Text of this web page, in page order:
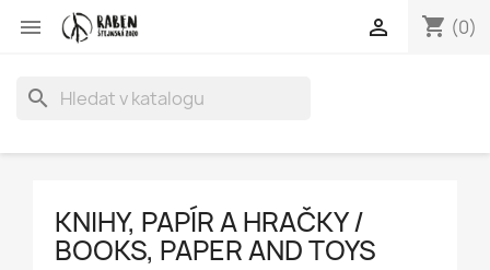
 shopping_cart (0)

search
KNIHY, PAPÍR A HRAČKY /
BOOKS, PAPER AND TOYS